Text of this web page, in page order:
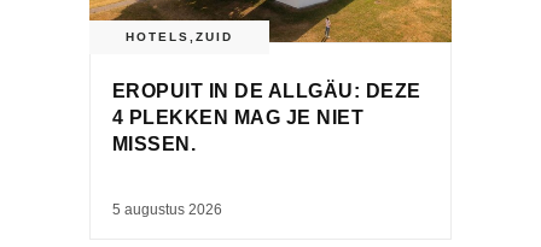
HOTELS ZUID
EROPUIT IN DE ALLGÄU: DEZE
4 PLEKKEN MAG JE NIET
MISSEN.
5 augustus 2026